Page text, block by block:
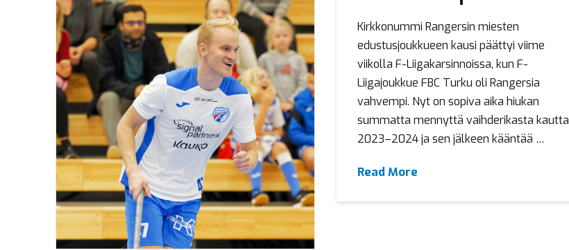
Kirkkonummi Rangersin miesten
edustusjoukkueen kausi päättyi viime
viikolla F-Liigakarsinnoissa, kun F-
Liigajoukkue FBC Turku oli Rangersia
vahvempi. Nyt on sopiva aika hiukan
summatta mennyttä vaihderikasta kautta
2023–2024 ja sen jälkeen kääntää …
Read More